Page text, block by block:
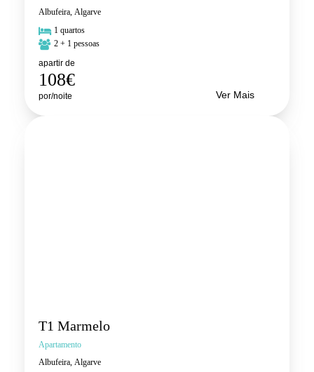
Albufeira, Algarve
1 quartos
2 + 1 pessoas
apartir de
108€
por/noite Ver Mais
T1 Marmelo
Apartamento
Albufeira, Algarve